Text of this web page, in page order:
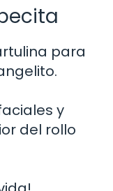
para
y
del rollo